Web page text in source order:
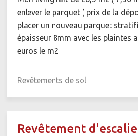
enlever le parquet ( prix de la
placer un nouveau parquet
épaisseur 8mm avec les plaintes
euros le m2
Revêtements de sol
Revêtement